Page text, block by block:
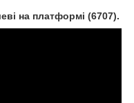
на платформі (6707).